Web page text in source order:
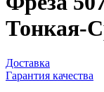
Тонкая-
Доставка
Гарантия качества